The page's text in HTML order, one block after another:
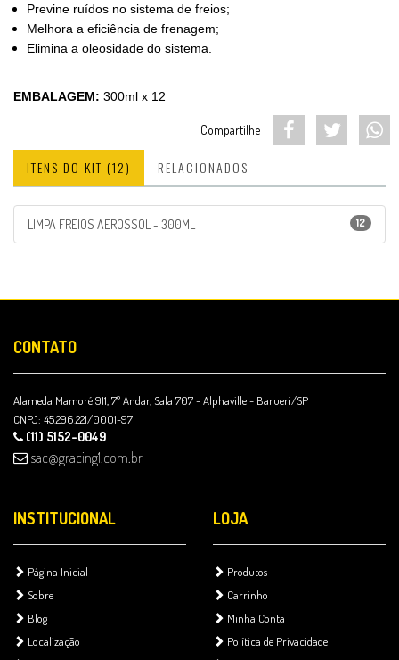
Previne ruídos no sistema de freios;
Melhora a eficiência de frenagem;
Elimina a oleosidade do sistema.
EMBALAGEM: 300ml x 12
Compartilhe
ITENS DO KIT (12) RELACIONADOS
12
LIMPA FREIOS AEROSSOL - 300ML
CONTATO
Alameda Mamoré 911, 7º Andar, Sala 707 - Alphaville - Barueri/SP
CNPJ: 45.296.221/0001-97
(11) 5152-0049
sac@gracing1.com.br
INSTITUCIONAL
Página Inicial
Sobre
Blog
Localização
LOJA
Produtos
Carrinho
Minha Conta
Política de Privacidade